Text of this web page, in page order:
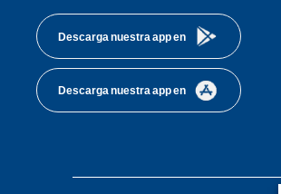
Descarga nuestra app en
Descarga nuestra app en